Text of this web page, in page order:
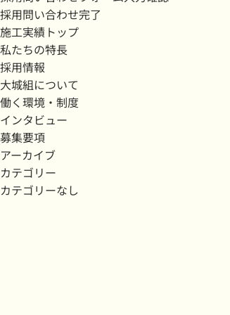
採用問い合わせ完了
施工実績トップ
私たちの特長
採用情報
大城組について
働く環境・制度
インタビュー
募集要項
アーカイブ
カテゴリー
カテゴリーなし